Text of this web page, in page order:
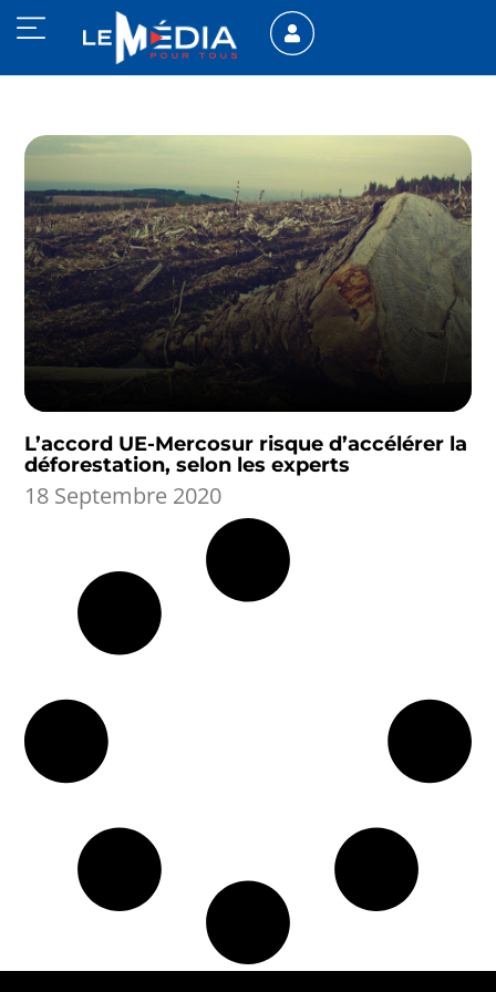
L’accord UE-Mercosur risque d’accélérer la
déforestation, selon les experts
18 Septembre 2020